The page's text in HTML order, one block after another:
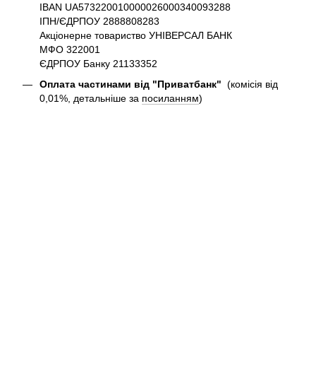
IBAN UA573220010000026000340093288
ІПН/ЄДРПОУ 2888808283
Акціонерне товариство УНІВЕРСАЛ БАНК
МФО 322001
ЄДРПОУ Банку 21133352
Оплата частинами від "Приватбанк" (комісія від
0,01%, детальніше за посиланням)